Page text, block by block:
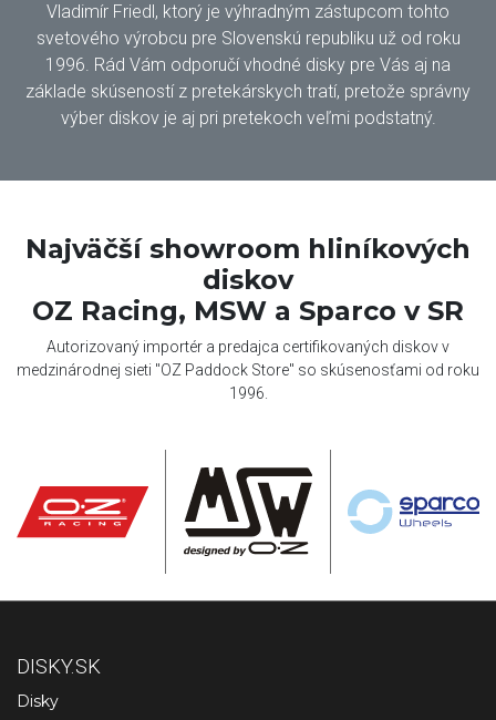
Vladimír Friedl, ktorý je výhradným zástupcom tohto
svetového výrobcu pre Slovenskú republiku už od roku
1996. Rád Vám odporučí vhodné disky pre Vás aj na
základe skúseností z pretekárskych tratí, pretože správny
výber diskov je aj pri pretekoch veľmi podstatný.
Najväčší showroom hliníkových
diskov
OZ Racing, MSW a Sparco v SR
Autorizovaný importér a predajca certifikovaných diskov v
medzinárodnej sieti "OZ Paddock Store" so skúsenosťami od roku
1996.
DISKY.SK
Disky